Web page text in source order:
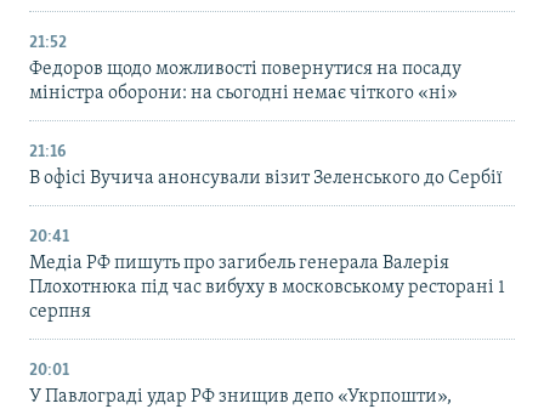
21:52
Федоров щодо можливості повернутися на посаду
міністра оборони: на сьогодні немає чіткого «ні»
21:16
В офісі Вучича анонсували візит Зеленського до Сербії
20:41
Медіа РФ пишуть про загибель генерала Валерія
Плохотнюка під час вибуху в московському ресторані 1
серпня
20:01
У Павлограді удар РФ знищив депо «Укрпошти»,